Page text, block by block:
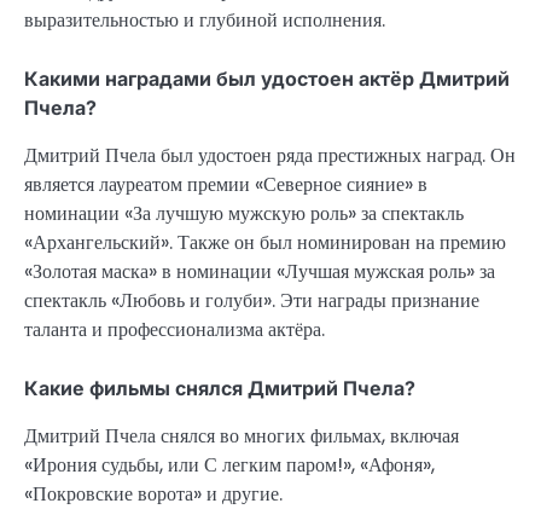
выразительностью и глубиной исполнения.
Какими наградами был удостоен актёр Дмитрий
Пчела?
Дмитрий Пчела был удостоен ряда престижных наград. Он
является лауреатом премии «Северное сияние» в
номинации «За лучшую мужскую роль» за спектакль
«Архангельский». Также он был номинирован на премию
«Золотая маска» в номинации «Лучшая мужская роль» за
спектакль «Любовь и голуби». Эти награды признание
таланта и профессионализма актёра.
Какие фильмы снялся Дмитрий Пчела?
Дмитрий Пчела снялся во многих фильмах, включая
«Ирония судьбы, или С легким паром!», «Афоня»,
«Покровские ворота» и другие.